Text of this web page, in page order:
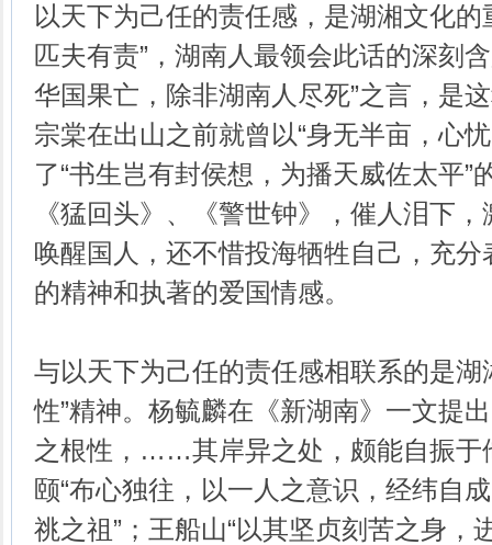
以天下为己任的责任感，是湖湘文化的
匹夫有责”，湖南人最领会此话的深刻
华国果亡，除非湖南人尽死”之言，是
宗棠在出山之前就曾以“身无半亩，心
了“书生岂有封侯想，为播天威佐太平”
《猛回头》、《警世钟》，催人泪下
唤醒国人，还不惜投海牺牲自己，充
的精神和执著的爱国情感。
与以天下为己任的责任感相联系的是湖
性”精神。杨毓麟在《新湖南》一文提
之根性，……其岸异之处，颇能自振于
颐“布心独往，以一人之意识，经纬自
祧之祖”；王船山“以其坚贞刻苦之身，